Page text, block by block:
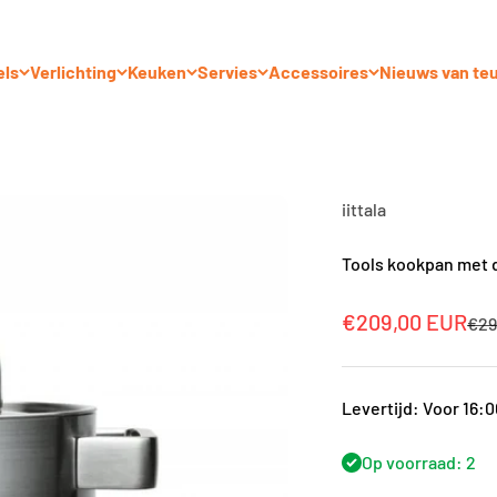
Verlichting Keuken Servies Accessoires Nieuws van
iittala
Tools kookpan met
€209,00 EUR
Levertijd: Voor
Op voorraad: 2